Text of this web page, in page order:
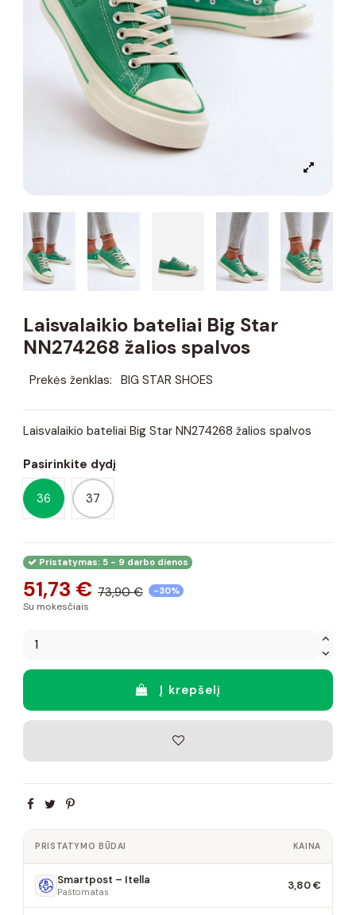
Laisvalaikio bateliai Big Star
NN274268 žalios spalvos
Prekės ženklas: BIG STAR SHOES
Laisvalaikio bateliai Big Star NN274268 žalios spalvos
Pasirinkite dydį
36 37
Pristatymas: 5 - 9 darbo dienos
51,73 € 73,90 € -30%
Su mokesčiais
Į krepšelį
PRISTATYMO BŪDAI KAINA
Smartpost – Itella
Paštomatas 3,80 €